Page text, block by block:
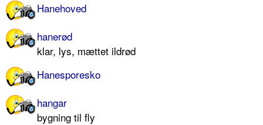
Hanehoved
hanerød
klar, lys, mættet ildrød
Hanesporesko
hangar
bygning til fly